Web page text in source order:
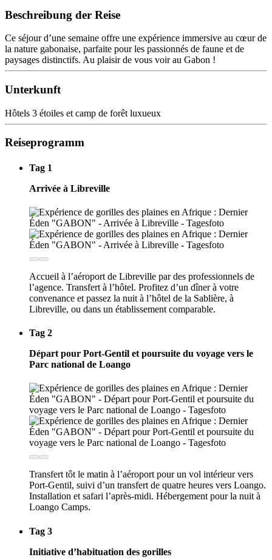
Beschreibung der Reise
Ce séjour d’une semaine offre une expérience immersive au cœur de
la nature gabonaise, parfaite pour les passionnés de faune et de
paysages distinctifs. Au plaisir de vous voir au Gabon !
Unterkunft
Hôtels 3 étoiles et camp de forêt luxueux
Reiseprogramm
Tag 1
Arrivée à Libreville
Accueil à l’aéroport de Libreville par des professionnels de
l’agence. Transfert à l’hôtel. Profitez d’un dîner à votre
convenance et passez la nuit à l’hôtel de la Sablière, à
Libreville, ou dans un établissement comparable.
Tag 2
Départ pour Port-Gentil et poursuite du voyage vers le
Parc national de Loango
Transfert tôt le matin à l’aéroport pour un vol intérieur vers
Port-Gentil, suivi d’un transfert de quatre heures vers Loango.
Installation et safari l’après-midi. Hébergement pour la nuit à
Loango Camps.
Tag 3
Initiative d’habituation des gorilles